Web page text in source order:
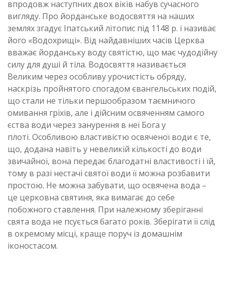
впродовж наступних двох віків набув сучасного
вигляду. Про йорданське водосвяття на наших
землях згадує Іпатський літопис під 1148 р. і називає
його «Водохрищі». Від найдавніших часів Церква
вважає йорданську воду святістю, що має чудодійну
силу для душі й тіла. Водосвяття називається
Великим через особливу урочистість обряду,
наскрізь пройнятого спогадом євангельських подій,
що стали не тільки першообразом таємничого
омивання гріхів, але і дійсним освяченням самого
єства води через занурення в неї Бога у
плоті. Особливою властивістю освяченої води є те,
що, додана навіть у невеликій кількості до води
звичайної, вона передає благодатні властивості і їй,
тому в разі нестачі святої води її можна розбавити
простою. Не можна забувати, що освячена вода –
це церковна святиня, яка вимагає до себе
побожного ставлення. При належному зберіганні
свята вода не псується багато років. Зберігати її слід
в окремому місці, краще поруч із домашнім
іконостасом.